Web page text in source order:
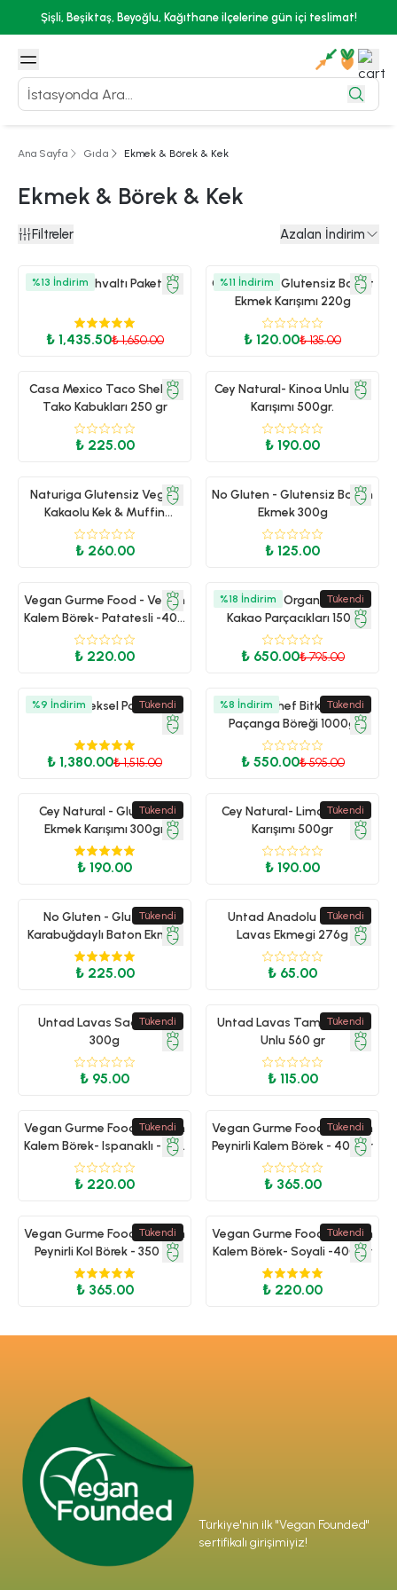
Şişli, Beşiktaş, Beyoğlu, Kağıthane ilçelerine gün içi teslimat!
Ana Sayfa Gıda Ekmek & Börek & Kek
Ekmek & Börek & Kek
Filtreler Azalan İndirim
%13 İndirim
Klasik Kahvaltı Paketi
₺ 1,435.50₺ 1,650.00
%11 İndirim
Cey Natural Glutensiz Baget
Ekmek Karışımı 220g
₺ 120.00₺ 135.00
Casa Mexico Taco Shells -
Tako Kabukları 250 gr
₺ 225.00
Cey Natural- Kinoa Unlu Kek
Karışımı 500gr.
₺ 190.00
Naturiga Glutensiz Vegan
Kakaolu Kek & Muffin
Karışımı
₺ 260.00
No Gluten - Glutensiz Baton
Ekmek 300g
₺ 125.00
Vegan Gurme Food - Vegan
Kalem Börek- Patatesli -400
gr
₺ 220.00
Tükendi
%18 İndirim
Wefood - Organik Ham
Kakao Parçacıkları 150g
₺ 650.00₺ 795.00
Tükendi
%9 İndirim
Geleneksel Paket
₺ 1,380.00₺ 1,515.00
Tükendi
%8 İndirim
Metro Chef Bitki Bazlı
Paçanga Böreği 1000g
₺ 550.00₺ 595.00
Tükendi
Cey Natural - Glutensiz
Ekmek Karışımı 300gr
₺ 190.00
Tükendi
Cey Natural- Limonlu Kek
Karışımı 500gr
₺ 190.00
Tükendi
No Gluten - Glutensiz
Karabuğdaylı Baton Ekmek
500g
₺ 225.00
Tükendi
Untad Anadolu Tandir
Lavas Ekmegi 276g
₺ 65.00
Tükendi
Untad Lavas Sade 10'lu
300g
₺ 95.00
Tükendi
Untad Lavas Tam Bugday
Unlu 560 gr
₺ 115.00
Tükendi
Vegan Gurme Food - Vegan
Kalem Börek- Ispanaklı -400
gr
₺ 220.00
Tükendi
Vegan Gurme Food - Vegan
Peynirli Kalem Börek - 400 gr
₺ 365.00
Tükendi
Vegan Gurme Food - Vegan
Peynirli Kol Börek - 350 gr
₺ 365.00
Tükendi
Vegan Gurme Food - Vegan
Kalem Börek- Soyali -400 gr
₺ 220.00
Türkiye'nin ilk "Vegan Founded"
sertifikalı girişimiyiz!